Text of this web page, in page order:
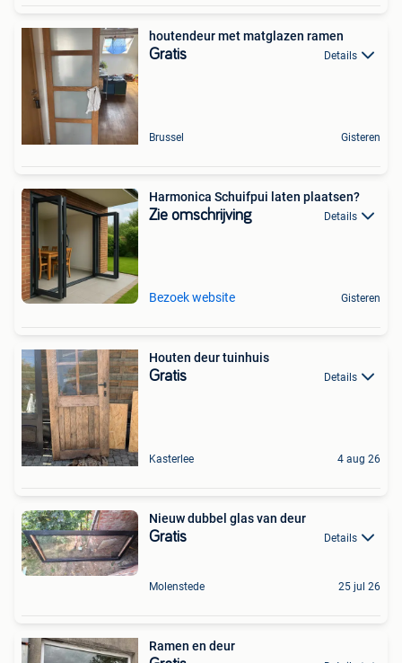
houtendeur met matglazen ramen
Gratis Details
Brussel Gisteren
Harmonica Schuifpui laten plaatsen?
Zie omschrijving Details
Bezoek website Gisteren
Houten deur tuinhuis
Gratis Details
Kasterlee 4 aug 26
Nieuw dubbel glas van deur
Gratis Details
Molenstede 25 jul 26
Ramen en deur